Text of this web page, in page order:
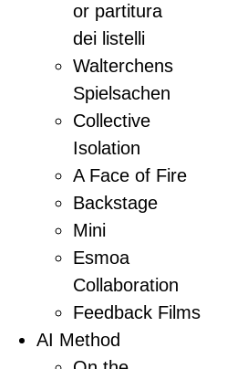
or partitura
dei listelli
Walterchens
Spielsachen
Collective
Isolation
A Face of Fire
Backstage
Mini
Esmoa
Collaboration
Feedback Films
AI Method